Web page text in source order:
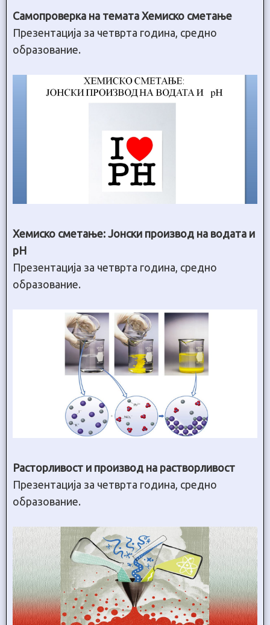
Самопроверка на темата Хемиско сметање
Презентација за четврта година, средно
образование.
Хемиско сметање: Јонски производ на водата и
pH
Презентација за четврта година, средно
образование.
Расторливост и производ на растворливост
Презентација за четврта година, средно
образование.